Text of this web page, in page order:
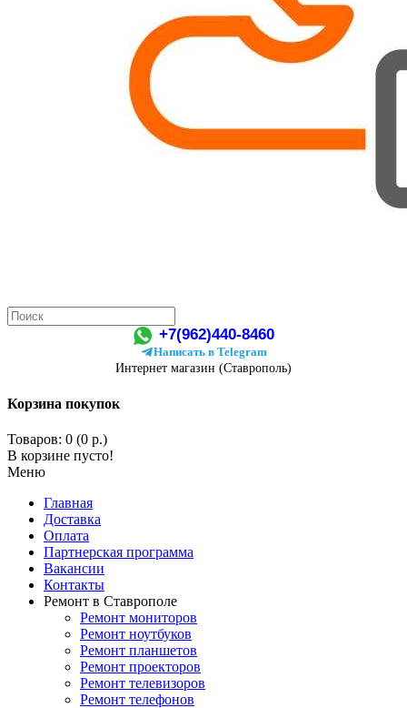
+7(962)440-8460
Написать в Telegram
Интернет магазин (Ставрополь)
Корзина покупок
Товаров: 0 (0 р.)
В корзине пусто!
Меню
Главная
Доставка
Оплата
Партнерская программа
Вакансии
Контакты
Ремонт в Ставрополе
Ремонт мониторов
Ремонт ноутбуков
Ремонт планшетов
Ремонт проекторов
Ремонт телевизоров
Ремонт телефонов